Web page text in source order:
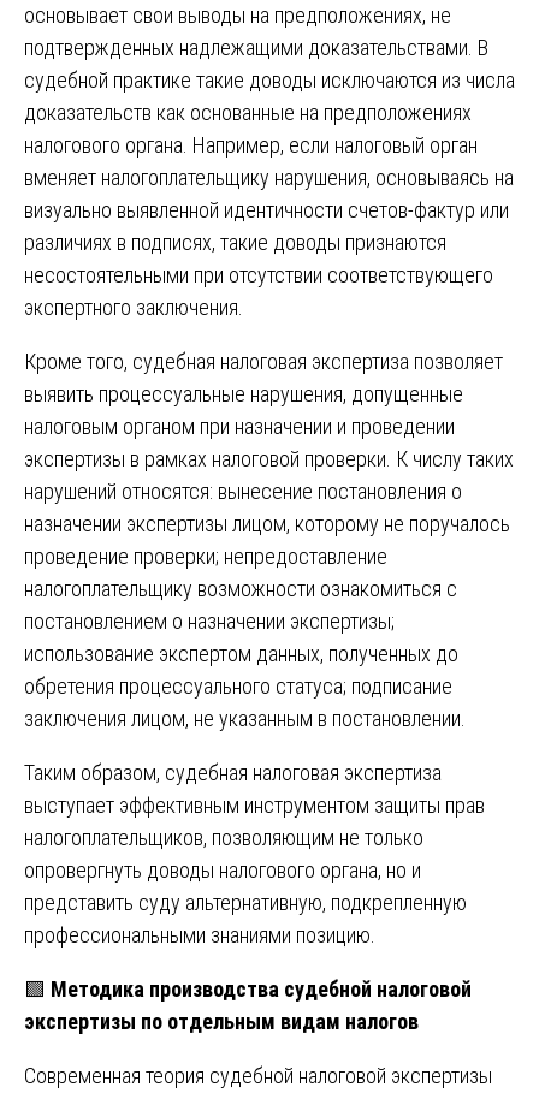
основывает свои выводы на предположениях, не
подтвержденных надлежащими доказательствами. В
судебной практике такие доводы исключаются из числа
доказательств как основанные на предположениях
налогового органа. Например, если налоговый орган
вменяет налогоплательщику нарушения, основываясь на
визуально выявленной идентичности счетов-фактур или
различиях в подписях, такие доводы признаются
несостоятельными при отсутствии соответствующего
экспертного заключения.
Кроме того, судебная налоговая экспертиза позволяет
выявить процессуальные нарушения, допущенные
налоговым органом при назначении и проведении
экспертизы в рамках налоговой проверки. К числу таких
нарушений относятся: вынесение постановления о
назначении экспертизы лицом, которому не поручалось
проведение проверки; непредоставление
налогоплательщику возможности ознакомиться с
постановлением о назначении экспертизы;
использование экспертом данных, полученных до
обретения процессуального статуса; подписание
заключения лицом, не указанным в постановлении.
Таким образом, судебная налоговая экспертиза
выступает эффективным инструментом защиты прав
налогоплательщиков, позволяющим не только
опровергнуть доводы налогового органа, но и
представить суду альтернативную, подкрепленную
профессиональными знаниями позицию.
🟩 Методика производства судебной налоговой
экспертизы по отдельным видам налогов
Современная теория судебной налоговой экспертизы